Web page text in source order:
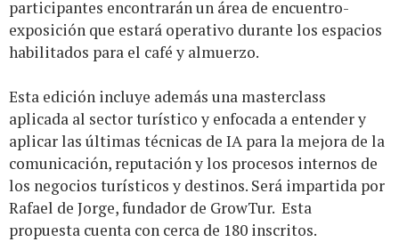
participantes encontrarán un área de encuentro-
exposición que estará operativo durante los espacios
habilitados para el café y almuerzo.
Esta edición incluye además una masterclass
aplicada al sector turístico y enfocada a entender y
aplicar las últimas técnicas de IA para la mejora de la
comunicación, reputación y los procesos internos de
los negocios turísticos y destinos. Será impartida por
Rafael de Jorge, fundador de GrowTur. Esta
propuesta cuenta con cerca de 180 inscritos.